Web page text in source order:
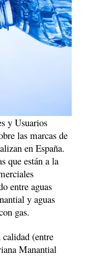
y Usuarios
las marcas de
en España.
que están a la
entre aguas
y aguas
gas.
calidad (entre
Manantial